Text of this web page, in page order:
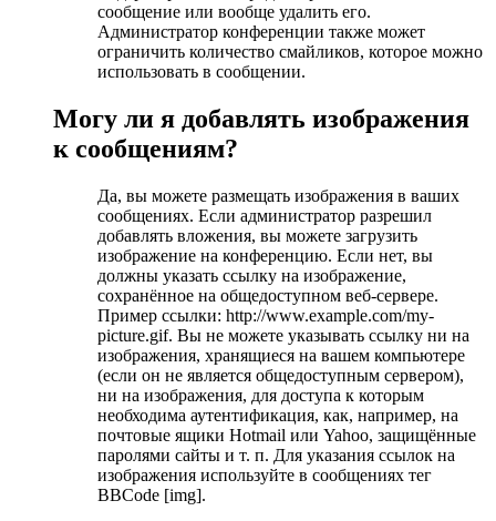
сообщение или вообще удалить его.
Администратор конференции также может
ограничить количество смайликов, которое можно
использовать в сообщении.
Могу ли я добавлять изображения
к сообщениям?
Да, вы можете размещать изображения в ваших
сообщениях. Если администратор разрешил
добавлять вложения, вы можете загрузить
изображение на конференцию. Если нет, вы
должны указать ссылку на изображение,
сохранённое на общедоступном веб-сервере.
Пример ссылки: http://www.example.com/my-
picture.gif. Вы не можете указывать ссылку ни на
изображения, хранящиеся на вашем компьютере
(если он не является общедоступным сервером),
ни на изображения, для доступа к которым
необходима аутентификация, как, например, на
почтовые ящики Hotmail или Yahoo, защищённые
паролями сайты и т. п. Для указания ссылок на
изображения используйте в сообщениях тег
BBCode [img].